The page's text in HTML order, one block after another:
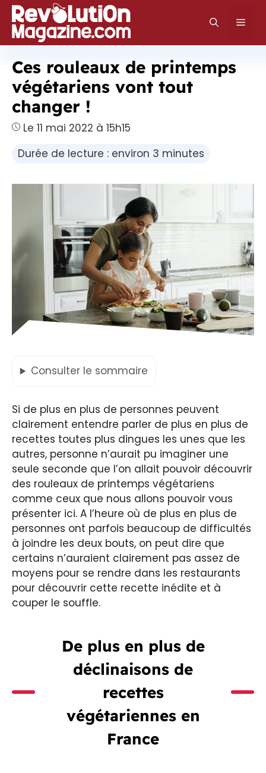
Aller
au
contenu
Ces rouleaux de printemps
végétariens vont tout
changer !
Le 11 mai 2022 à 15h15
Durée de lecture : environ 3 minutes
Consulter le sommaire
Si de plus en plus de personnes peuvent
clairement entendre parler de plus en plus de
recettes toutes plus dingues les unes que les
autres, personne n’aurait pu imaginer une
seule seconde que l’on allait pouvoir découvrir
des rouleaux de printemps végétariens
comme ceux que nous allons pouvoir vous
présenter ici. A l’heure où de plus en plus de
personnes ont parfois beaucoup de difficultés
à joindre les deux bouts, on peut dire que
certains n’auraient clairement pas assez de
moyens pour se rendre dans les restaurants
pour découvrir cette recette inédite et à
couper le souffle.
De plus en plus de
déclinaisons de
recettes
végétariennes en
France